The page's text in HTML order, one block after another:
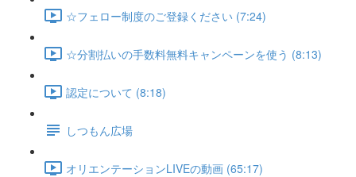
☆フェロー制度のご登録ください (7:24)
☆分割払いの手数料無料キャンペーンを使う (8:13)
認定について (8:18)
しつもん広場
オリエンテーションLIVEの動画 (65:17)